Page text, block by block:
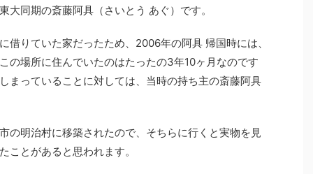
同期の斎藤阿具（さいとう あぐ）です。
借りていた家だったため、2006年の阿具 帰国時には、
の場所に住んでいたのはたったの3年10ヶ月なのです
まっていることに対しては、当時の持ち主の斎藤阿具
の明治村に移築されたので、そちらに行くと実物を見
ことがあると思われます。